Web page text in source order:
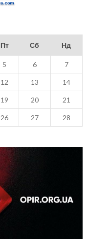
Пт Сб Нд
5 6 7
12 13 14
19 20 21
26 27
28